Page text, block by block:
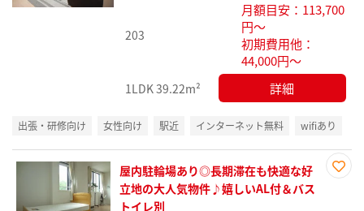
録
203
月額目安：113,700
円～
初期費用他：
44,000円～
1LDK39.22m² 詳細
出張・研修向け 女性向け 駅近 インターネット無料 wifiあり
屋内駐輪場あり◎長期滞在も快適な好
立地の大人気物件♪嬉しいAL付＆バス
トイレ別